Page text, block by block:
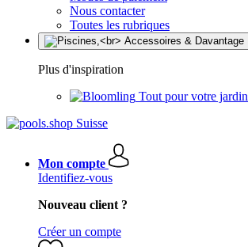
Nous contacter
Toutes les rubriques
Plus d'inspiration
Tout pour votre jardin
Mon compte
Identifiez-vous
Nouveau client ?
Créer un compte